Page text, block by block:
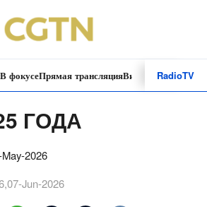
В фокусеПрямая трансляцияВидеоролики
RadioTV
ГОДА
2026
Jun-2026